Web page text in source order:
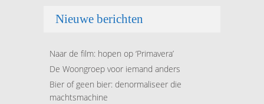
Nieuwe berichten
Naar de film: hopen op ‘Primavera’
De Woongroep voor iemand anders
Bier of geen bier: denormaliseer die
machtsmachine